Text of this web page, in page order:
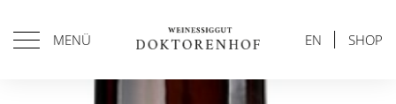
MENÜ EN SHOP